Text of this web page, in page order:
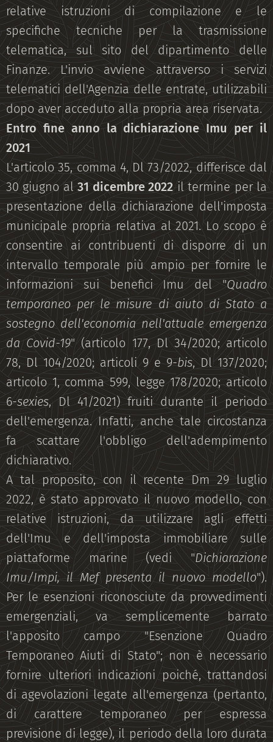
relative istruzioni di compilazione e le
specifiche tecniche per la trasmissione
telematica, sul sito del dipartimento delle
Finanze. L'invio avviene attraverso i servizi
telematici dell'Agenzia delle entrate, utilizzabili
dopo aver acceduto alla propria area riservata.
Entro fine anno la dichiarazione Imu per il
2021
L'articolo 35, comma 4, Dl 73/2022, differisce dal
30 giugno al31 dicembre 2022 il termine per la
presentazione della dichiarazione dell'imposta
municipale propria relativa al 2021. Lo scopo è
consentire ai contribuenti di disporre di un
intervallo temporale più ampio per fornire le
informazioni sui benefici Imu del "Quadro
temporaneo per le misure di aiuto di Stato a
sostegno dell'economia nell'attuale emergenza
da Covid-19" (articolo 177, Dl 34/2020; articolo
78, Dl 104/2020; articoli 9 e 9-bis, Dl 137/2020;
articolo 1, comma 599, legge 178/2020; articolo
6-sexies, Dl 41/2021) fruiti durante il periodo
dell'emergenza. Infatti, anche tale circostanza
fa scattare l'obbligo dell'adempimento
dichiarativo.
A tal proposito, con il recente Dm 29 luglio
2022, è stato approvato il nuovo modello, con
relative istruzioni, da utilizzare agli effetti
dell'Imu e dell'imposta immobiliare sulle
piattaforme marine (vedi "Dichiarazione
Imu/Impi, il Mef presenta il nuovo modello").
Per le esenzioni riconosciute da provvedimenti
emergenziali, va semplicemente barrato
l'apposito campo "Esenzione Quadro
Temporaneo Aiuti di Stato"; non è necessario
fornire ulteriori indicazioni poiché, trattandosi
di agevolazioni legate all'emergenza (pertanto,
di carattere temporaneo per espressa
previsione di legge), il periodo della loro durata